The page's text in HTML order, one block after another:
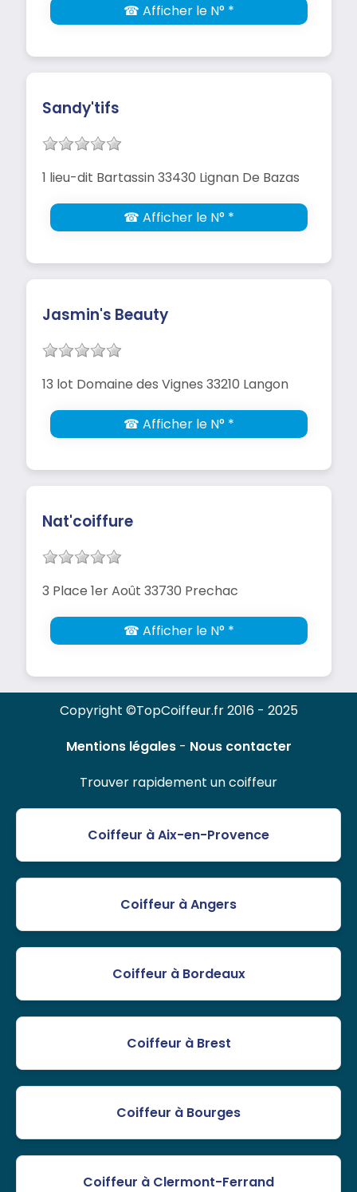
☎ Afficher le N° *
Sandy'tifs
1 lieu-dit Bartassin 33430 Lignan De Bazas
☎ Afficher le N° *
Jasmin's Beauty
13 lot Domaine des Vignes 33210 Langon
☎ Afficher le N° *
Nat'coiffure
3 Place 1er Août 33730 Prechac
☎ Afficher le N° *
Copyright ©TopCoiffeur.fr 2016 - 2025
Mentions légales- Nous contacter
Trouver rapidement un coiffeur
Coiffeur à Aix-en-Provence
Coiffeur à Angers
Coiffeur à Bordeaux
Coiffeur à Brest
Coiffeur à Bourges
Coiffeur à Clermont-Ferrand